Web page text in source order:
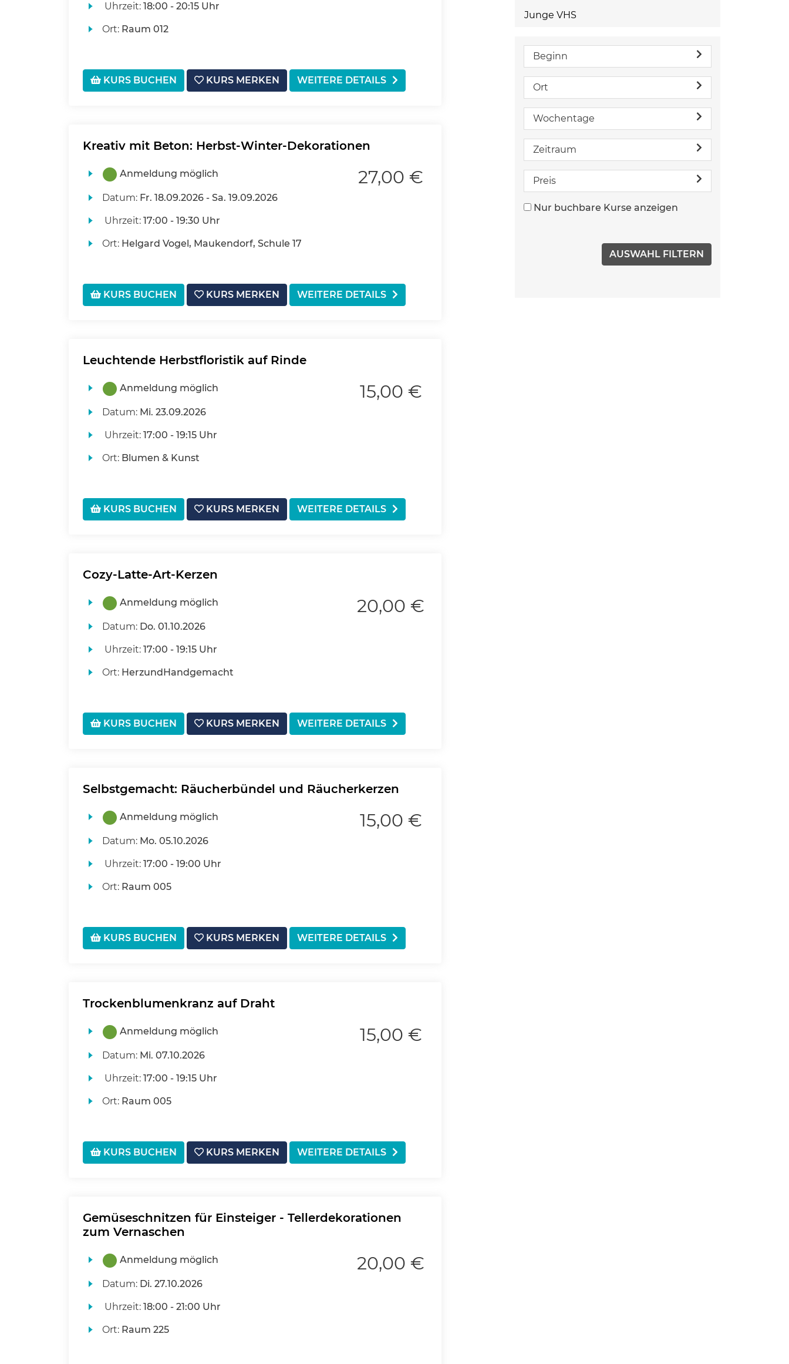
Uhrzeit: 18:00 - 20:15 Uhr
Ort: Raum 012
KURS BUCHEN KURS MERKEN WEITERE DETAILS
Kreativ mit Beton: Herbst-Winter-Dekorationen
Anmeldung möglich
Datum: Fr. 18.09.2026 - Sa. 19.09.2026
Uhrzeit: 17:00 - 19:30 Uhr
Ort: Helgard Vogel, Maukendorf, Schule 17
27,00 €
KURS BUCHEN KURS MERKEN WEITERE DETAILS
Leuchtende Herbstfloristik auf Rinde
Anmeldung möglich
Datum: Mi. 23.09.2026
Uhrzeit: 17:00 - 19:15 Uhr
Ort: Blumen & Kunst
15,00 €
KURS BUCHEN KURS MERKEN WEITERE DETAILS
Cozy-Latte-Art-Kerzen
Anmeldung möglich
Datum: Do. 01.10.2026
Uhrzeit: 17:00 - 19:15 Uhr
Ort: HerzundHandgemacht
20,00 €
KURS BUCHEN KURS MERKEN WEITERE DETAILS
Selbstgemacht: Räucherbündel und Räucherkerzen
Anmeldung möglich
Datum: Mo. 05.10.2026
Uhrzeit: 17:00 - 19:00 Uhr
Ort: Raum 005
15,00 €
KURS BUCHEN KURS MERKEN WEITERE DETAILS
Trockenblumenkranz auf Draht
Anmeldung möglich
Datum: Mi. 07.10.2026
Uhrzeit: 17:00 - 19:15 Uhr
Ort: Raum 005
15,00 €
KURS BUCHEN KURS MERKEN WEITERE DETAILS
Gemüseschnitzen für Einsteiger - Tellerdekorationen
zum Vernaschen
Anmeldung möglich
Datum: Di. 27.10.2026
Uhrzeit: 18:00 - 21:00 Uhr
Ort: Raum 225
20,00 €
Junge VHS
Beginn
Ort
Wochentage
Zeitraum
Preis
Nur buchbare Kurse anzeigen